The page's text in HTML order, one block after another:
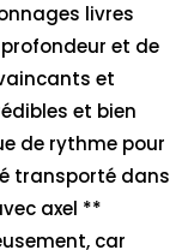
livres
et de
et
et bien
de rythme pour
transporté dans
axel **
car